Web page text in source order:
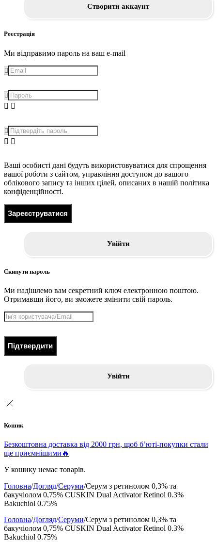
Створити аккаунт
Реєстрація
Ми відправимо пароль на ваш e-mail
Ваші особисті дані будуть використовуватися для спрощення
вашої роботи з сайтом, управління доступом до вашого
облікового запису та інших цілей, описаних в нашій політика
конфіденційності.
Зареєструватися
Увійти
Скинути пароль
Ми надішлемо вам секретний ключ електронною поштою.
Отримавши його, ви зможете змінити свій пароль.
Підтвердити
Увійти
Кошик
Безкоштовна доставка від 2000 грн, щоб б’юті-покупки стали
ще приємнішими🔥
У кошику немає товарів.
Головна/Догляд/Серуми/Серум з ретинолом 0,3% та
бакучіолом 0,75% CUSKIN Dual Activator Retinol 0.3%
Bakuchiol 0.75%
Головна/Догляд/Серуми/Серум з ретинолом 0,3% та
бакучіолом 0,75% CUSKIN Dual Activator Retinol 0.3%
Bakuchiol 0.75%